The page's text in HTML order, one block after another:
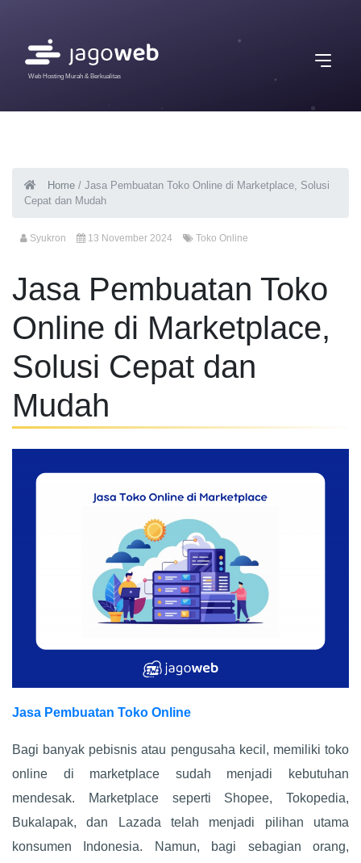
Web Hosting Murah & Berkualitas
Home / Jasa Pembuatan Toko Online di Marketplace, Solusi
Cepat dan Mudah
Syukron 13 November 2024 Toko Online
Jasa Pembuatan Toko
Online di Marketplace,
Solusi Cepat dan
Mudah
Jasa Pembuatan Toko Online
Bagi banyak pebisnis atau pengusaha kecil, memiliki toko
online di marketplace sudah menjadi kebutuhan
mendesak. Marketplace seperti Shopee, Tokopedia,
Bukalapak, dan Lazada telah menjadi pilihan utama
konsumen Indonesia. Namun, bagi sebagian orang,